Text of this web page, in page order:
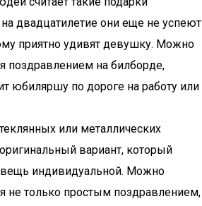
двадцатилетие они еще не успеют
приятно удивят девушку. Можно
поздравлением на билборде,
юбиляршу по дороге на работу или
или металлических
вариант, который
индивидуальной. Можно
не только простым поздравлением,